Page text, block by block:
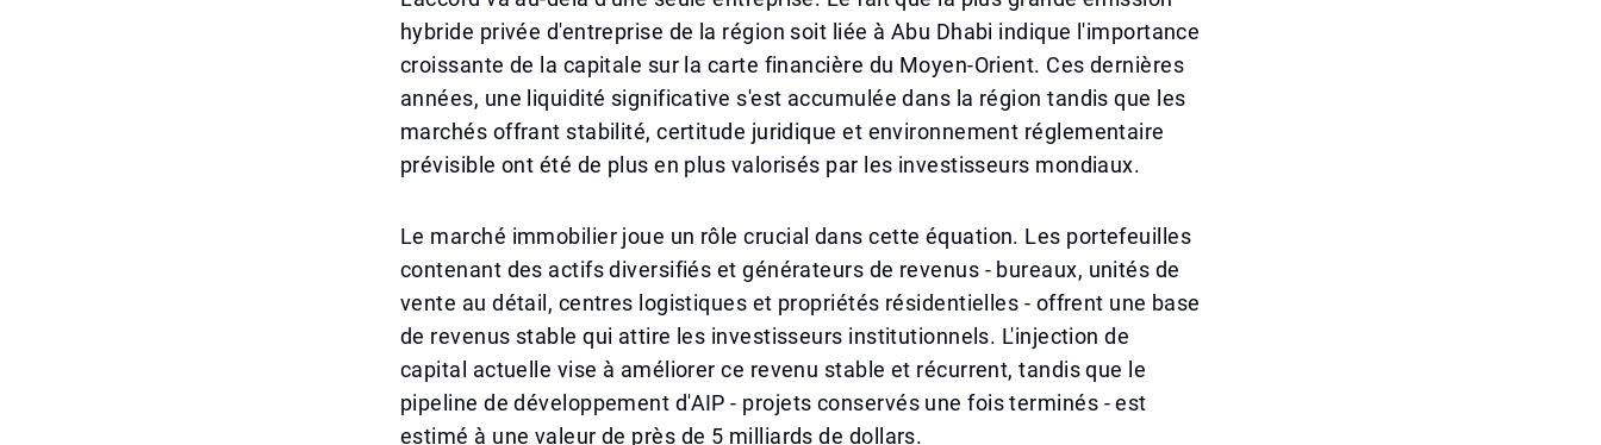
hybride privée d'entreprise de la région soit liée à Abu Dhabi indique l'importance
croissante de la capitale sur la carte financière du Moyen-Orient. Ces dernières
années, une liquidité significative s'est accumulée dans la région tandis que les
marchés offrant stabilité, certitude juridique et environnement réglementaire
prévisible ont été de plus en plus valorisés par les investisseurs mondiaux.
Le marché immobilier joue un rôle crucial dans cette équation. Les portefeuilles
contenant des actifs diversifiés et générateurs de revenus - bureaux, unités de
vente au détail, centres logistiques et propriétés résidentielles - offrent une base
de revenus stable qui attire les investisseurs institutionnels. L'injection de
capital actuelle vise à améliorer ce revenu stable et récurrent, tandis que le
pipeline de développement d'AIP - projets conservés une fois terminés - est
estimé à une valeur de près de 5 milliards de dollars.